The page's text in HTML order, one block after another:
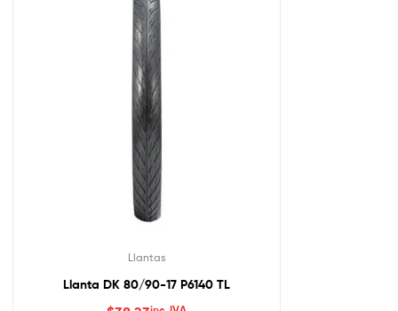
Llantas
Llanta DK 80/90-17 P6140 TL